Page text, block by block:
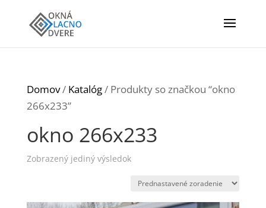
Domov/ Katalóg/ Produkty so značkou “okno
266x233”
okno 266x233
Zobrazený jediný výsledok